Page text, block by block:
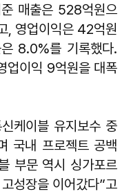
매출은 528억원으
, 영업이익은 42억원
8.0%를 기록했다.
업이익 9억원을 대폭
케이블 유지보수 중
국내 프로젝트 공백
부문 역시 싱가포르
성장을 이어갔다”고